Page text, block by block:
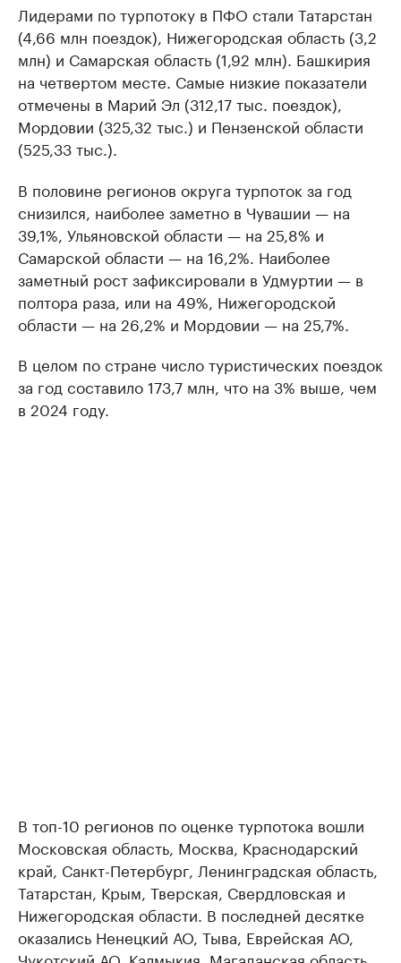
Лидерами по турпотоку в ПФО стали Татарстан
(4,66 млн поездок), Нижегородская область (3,2
млн) и Самарская область (1,92 млн). Башкирия
на четвертом месте. Самые низкие показатели
отмечены в Марий Эл (312,17 тыс. поездок),
Мордовии (325,32 тыс.) и Пензенской области
(525,33 тыс.).
В половине регионов округа турпоток за год
снизился, наиболее заметно в Чувашии — на
39,1%, Ульяновской области — на 25,8% и
Самарской области — на 16,2%. Наиболее
заметный рост зафиксировали в Удмуртии — в
полтора раза, или на 49%, Нижегородской
области — на 26,2% и Мордовии — на 25,7%.
В целом по стране число туристических поездок
за год составило 173,7 млн, что на 3% выше, чем
в 2024 году.
В топ-10 регионов по оценке турпотока вошли
Московская область, Москва, Краснодарский
край, Санкт-Петербург, Ленинградская область,
Татарстан, Крым, Тверская, Свердловская и
Нижегородская области. В последней десятке
оказались Ненецкий АО, Тыва, Еврейская АО,